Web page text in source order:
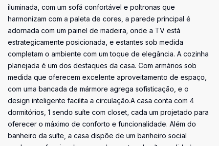
iluminada, com um sofá confortável e poltronas que
harmonizam com a paleta de cores, a parede principal é
adornada com um painel de madeira, onde a TV está
estrategicamente posicionada, e estantes sob medida
completam o ambiente com um toque de elegância. A cozinha
planejada é um dos destaques da casa. Com armários sob
medida que oferecem excelente aproveitamento de espaço,
com uma bancada de mármore agrega sofisticação, e o
design inteligente facilita a circulação.A casa conta com 4
dormitórios, 1 sendo suíte com closet, cada um projetado para
oferecer o máximo de conforto e funcionalidade. Além do
banheiro da suíte, a casa dispõe de um banheiro social